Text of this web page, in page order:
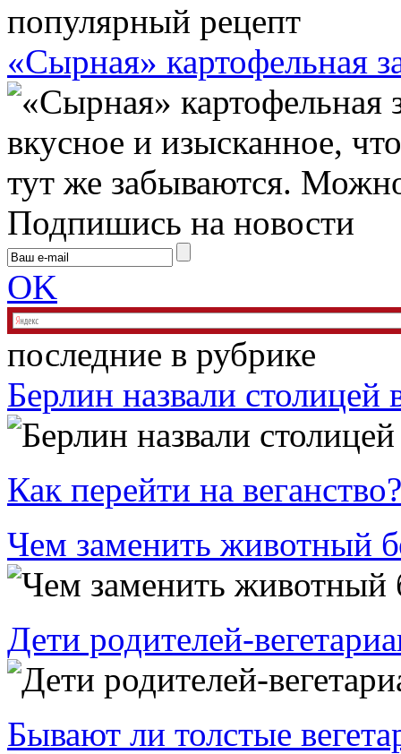
популярный рецепт
«Сырная» картофельная
вкусное и изысканное,
тут же забываются.
Подпишись на новости
OK
последние в рубрике
Берлин назвали столицей
Как перейти на веганство?
Чем заменить животный
Дети родителей-
Бывают ли толстые